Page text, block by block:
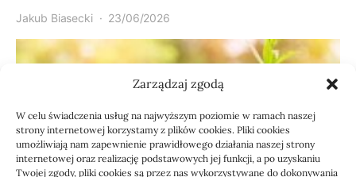
Zarządzaj zgodą
W celu świadczenia usług na najwyższym poziomie w ramach naszej
strony internetowej korzystamy z plików cookies. Pliki cookies
umożliwiają nam zapewnienie prawidłowego działania naszej strony
internetowej oraz realizację podstawowych jej funkcji, a po uzyskaniu
Twojej zgody, pliki cookies są przez nas wykorzystywane do dokonywania
Jakub Biasecki 23/06/2026